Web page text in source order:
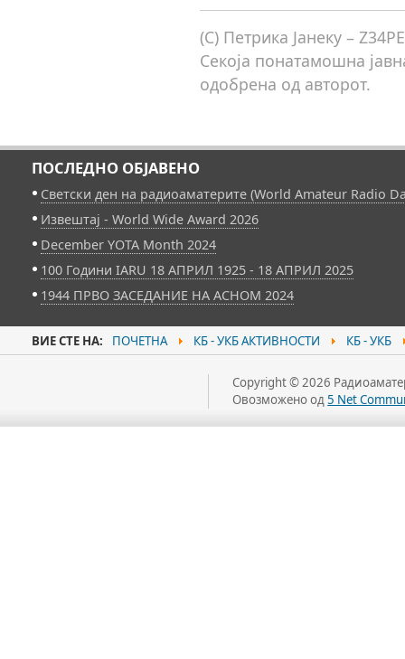
(C) Петрика Јанеку –
Секоја понатамошна
одобрена од авторот.
ПОСЛЕДНО ОБЈАВЕНО
Светски ден на радиоаматерите (World Amateur Radio
Извештај - World Wide Award 2026
December YOTA Month 2024
100 Години IARU 18 АПРИЛ 1925 - 18 АПРИЛ 2025
1944 ПРВО ЗАСЕДАНИЕ НА АСНОМ 2024
ВИЕ СТЕ НА: ПОЧЕТНА КБ - УКБ АКТИВНОСТИ КБ - УКБ
Copyright © 2026
Овозможено од5 Net